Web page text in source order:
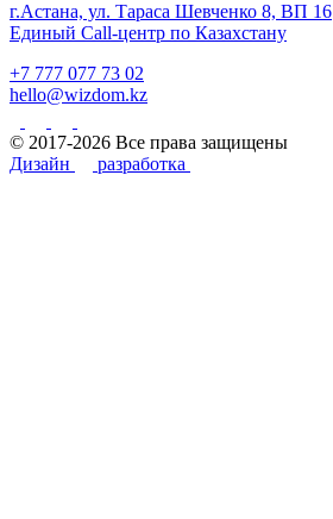
г.Астана, ул. Тараса Шевченко 8, ВП 16
Единый Call-центр по Казахстану
+7 777 077 73 02
hello@wizdom.kz
© 2017-2026 Все права защищены
Дизайн
разработка